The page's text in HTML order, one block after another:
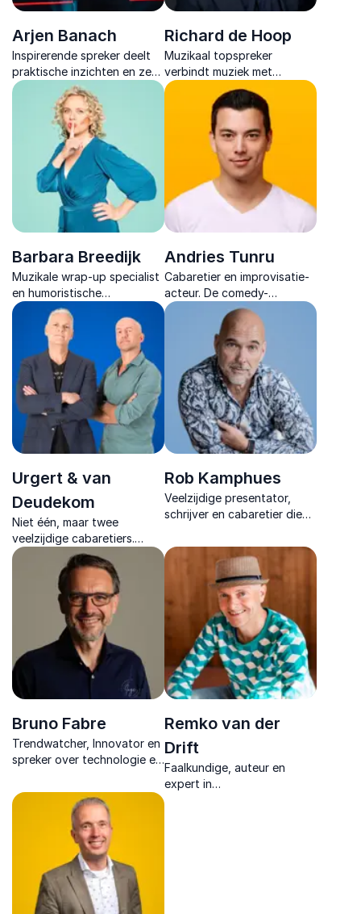
Arjen Banach
Inspirerende spreker deelt
praktische inzichten en zes
bewezen principes om
werkgeluk en duurzame
inzetbaarheid
toekomstgericht vorm te
Richard de Hoop
Muzikaal topspreker
verbindt muziek met
teamdynamiek en laat teams
als een orkest samenwerken,
energiek en altijd praktisch
toepasbaar.
Barbara Breedijk
Muzikale wrap‑up specialist
en humoristische
dagafsluiter. Ze brengt op
maat gemaakte wrap-ups
met humor en inhoud, de
perfecte afsluiter van jouw
evenement.
Andries Tunru
Cabaretier en improvisatie-
acteur. De comedy-
afsluiting van jouw event!
Interactief, muzikaal en
100% op maat.
Urgert & van
Deudekom
Niet één, maar twee
veelzijdige cabaretiers.
Wetenschappelijk
onderbouwde shows voor
een zakelijk publiek die een
diepe indruk achterlaten.
Rob Kamphues
Veelzijdige presentator,
schrijver en cabaretier die
combineert in inspirerende
lezingen.
Bruno Fabre
Trendwatcher, Innovator en
spreker over technologie en
trend-initiator op gebied
van technologie.
Remko van der
Drift
Faalkundige, auteur en
expert in